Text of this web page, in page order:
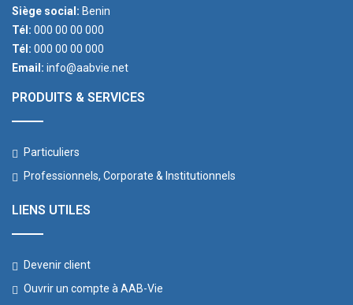
Siège social: Benin
Tél: 000 00 00 000
Tél: 000 00 00 000
Email: info@aabvie.net
PRODUITS & SERVICES
Particuliers
Professionnels, Corporate & Institutionnels
LIENS UTILES
Devenir client
Ouvrir un compte à AAB-Vie